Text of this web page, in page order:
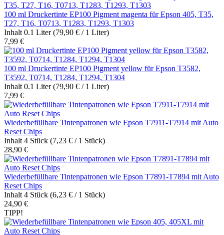
100 ml Druckertinte EP100 Pigment magenta für Epson 405, T35,
T27, T16, T0713, T1283, T1293, T1303
Inhalt 0.1 Liter(79,90 € / 1 Liter)
7,99 €
100 ml Druckertinte EP100 Pigment yellow für Epson T3582,
T3592, T0714, T1284, T1294, T1304
Inhalt 0.1 Liter(79,90 € / 1 Liter)
7,99 €
Wiederbefüllbare Tintenpatronen wie Epson T7911-T7914 mit Auto
Reset Chips
Inhalt 4 Stück (7,23 € / 1 Stück)
28,90 €
Wiederbefüllbare Tintenpatronen wie Epson T7891-T7894 mit Auto
Reset Chips
Inhalt 4 Stück (6,23 € / 1 Stück)
24,90 €
TIPP!